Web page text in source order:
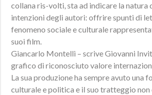
collana ris-volti, sta ad indicare la natura
intenzioni degli autori: offrire spunti di
fenomeno sociale e culturale
suoi film.
Giancarlo Montelli – scrive Giovanni
grafico di riconosciuto valore
La sua produzione ha sempre avuto una
culturale e politica e il suo tratteggio non